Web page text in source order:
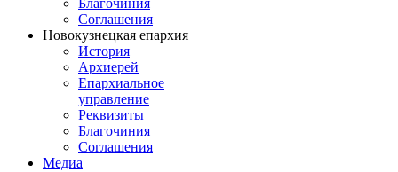
Благочиния
Соглашения
Новокузнецкая епархия
История
Архиерей
Епархиальное
управление
Реквизиты
Благочиния
Соглашения
Медиа